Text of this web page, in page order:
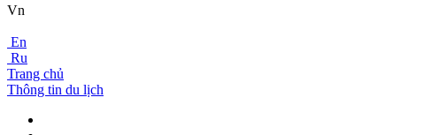
Vn
En
Ru
Trang chủ
Thông tin du lịch